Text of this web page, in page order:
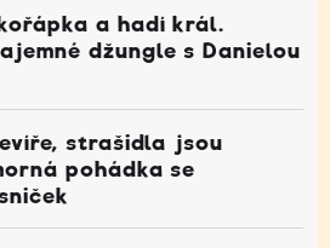
a hadí král.
džungle s Danielou
strašidla jsou
pohádka se